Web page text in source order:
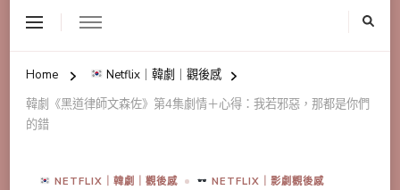
Home
Netflix｜韓劇｜觀後感
韓劇《黑道律師文森佐》第4集劇情＋心得：我若邪惡，那都是你們
的錯
NETFLIX｜韓劇｜觀後感 NETFLIX｜影劇觀後感